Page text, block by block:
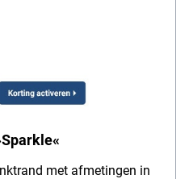
met afmetingen in